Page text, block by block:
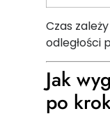
Czas
odległości
Jak
po